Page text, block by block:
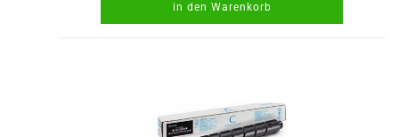
in den Warenkorb